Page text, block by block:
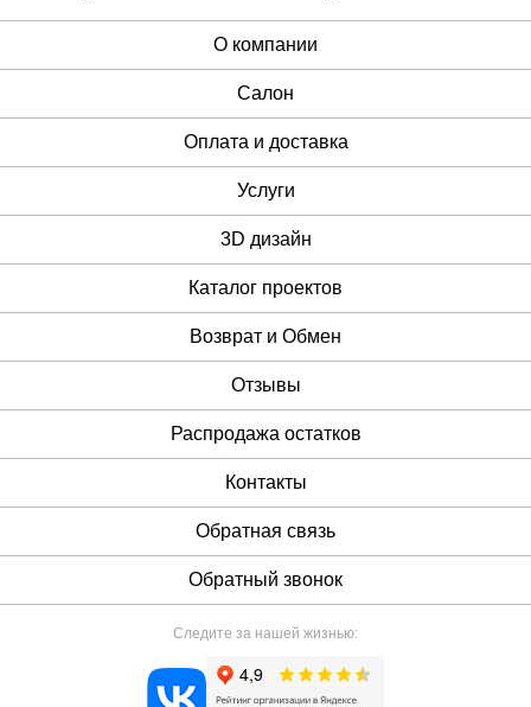
О компании
Cалон
Оплата и доставка
Услуги
3D дизайн
Каталог проектов
Возврат и Обмен
Отзывы
Распродажа остатков
Контакты
Обратная связь
Обратный звонок
Следите за нашей жизнью: